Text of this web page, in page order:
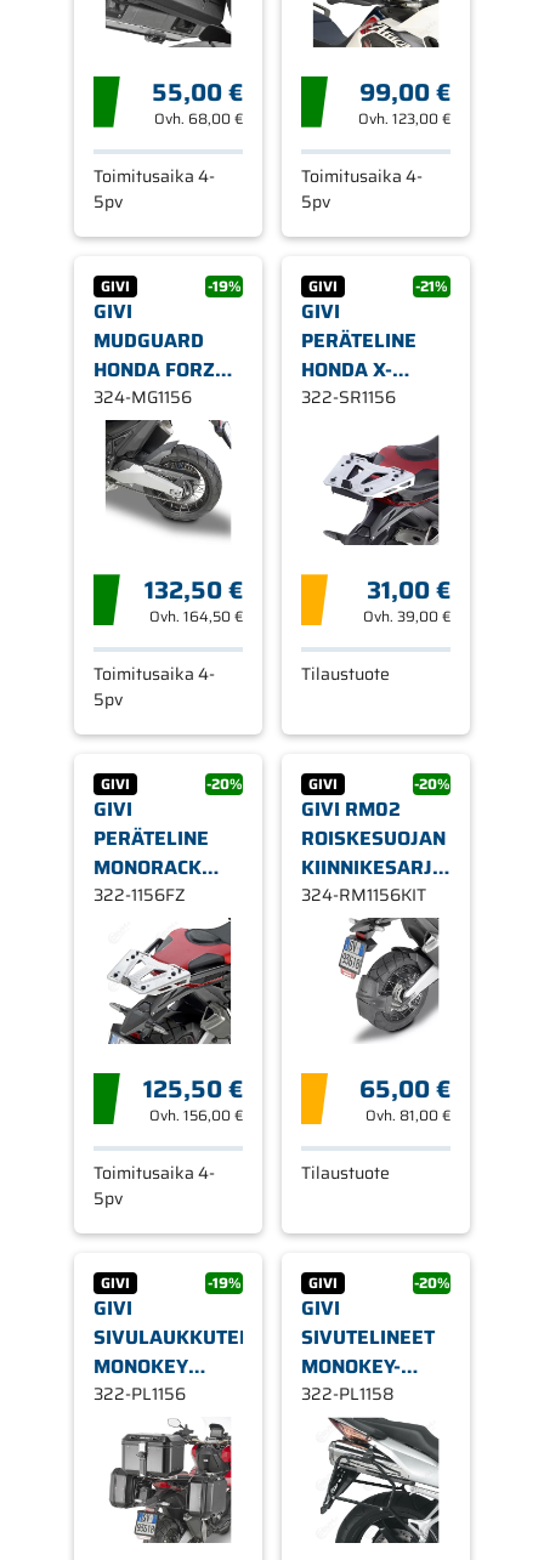
55,00 €
Ovh. 68,00 €
Toimitusaika 4-
5pv
99,00 €
Ovh.123,00 €
Toimitusaika 4-
5pv
GIVI -19%
GIVI
MUDGUARD
HONDA FORZA
INTEGRA X-ADV
324-MG1156
132,50 €
Ovh. 164,50 €
Toimitusaika 4-
5pv
GIVI -21%
GIVI
PERÄTELINE
HONDA X-
ADV750 17-
322-SR1156
31,00 €
Ovh.39,00 €
Tilaustuote
GIVI -20%
GIVI
PERÄTELINE
MONORACK
1156FZ, HONDA
X-ADV 750
322-1156FZ
125,50 €
Ovh. 156,00 €
Toimitusaika 4-
5pv
GIVI -20%
GIVI RM02
ROISKESUOJAN
KIINNIKESARJA
FORZA 750 X-
324-RM1156KIT
65,00 €
Ovh. 81,00 €
Tilaustuote
GIVI -19%
GIVI
SIVULAUKKUTELINE
MONOKEY
HONDA X-ADV
322-PL1156
GIVI -20%
GIVI
SIVUTELINEET
MONOKEY-
LAUKUILLE
PL1158, HONDA
X-ADV 750
322-PL1158